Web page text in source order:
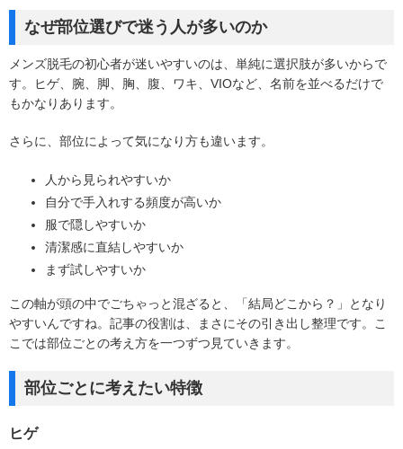
なぜ部位選びで迷う人が多いのか
メンズ脱毛の初心者が迷いやすいのは、単純に選択肢が多いからで
す。ヒゲ、腕、脚、胸、腹、ワキ、VIOなど、名前を並べるだけで
もかなりあります。
さらに、部位によって気になり方も違います。
人から見られやすいか
自分で手入れする頻度が高いか
服で隠しやすいか
清潔感に直結しやすいか
まず試しやすいか
この軸が頭の中でごちゃっと混ざると、「結局どこから？」となり
やすいんですね。記事の役割は、まさにその引き出し整理です。こ
こでは部位ごとの考え方を一つずつ見ていきます。
部位ごとに考えたい特徴
ヒゲ